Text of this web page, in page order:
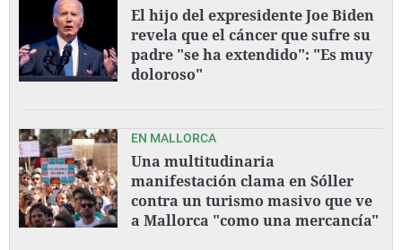
El hijo del expresidente Joe Biden
revela que el cáncer que sufre su
padre "se ha extendido": "Es muy
doloroso"
EN MALLORCA
Una multitudinaria
manifestación clama en Sóller
contra un turismo masivo que ve
a Mallorca "como una mercancía"